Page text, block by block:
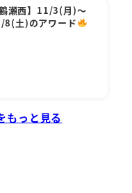
鶴瀬西】11/3(月)～
8(土)のアワード
もっと見る